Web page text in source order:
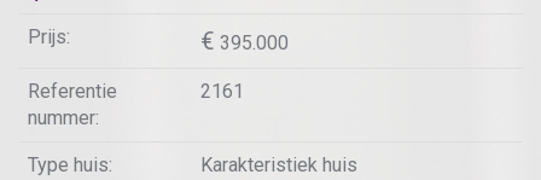
Prijs: 395.000
Referentie
nummer:
2161
Type huis: Karakteristiek huis